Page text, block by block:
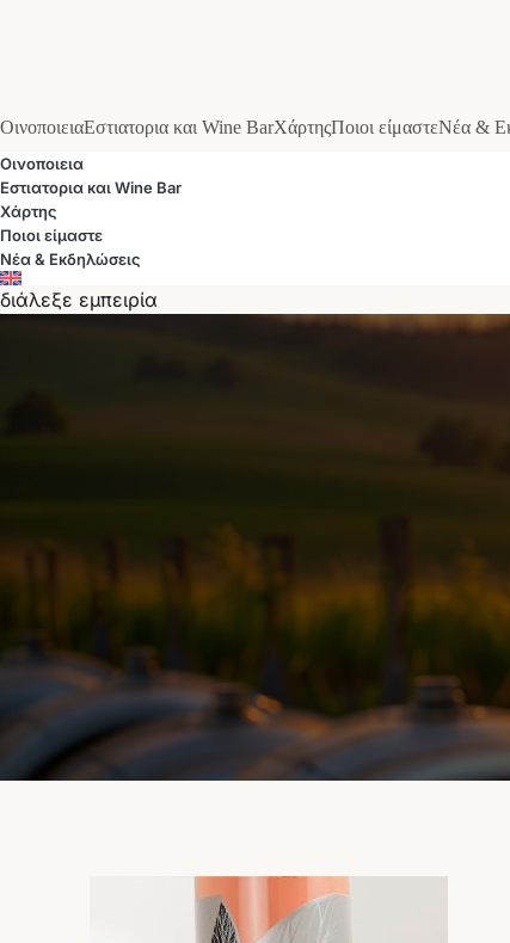
ΟινοποιειαΕστιατορια και Wine BarΧάρτηςΠοιοι είμαστεΝέα &
Οινοποιεια
Εστιατορια και Wine Bar
Χάρτης
Ποιοι είμαστε
Νέα & Εκδηλώσεις
διάλεξε εμπειρία